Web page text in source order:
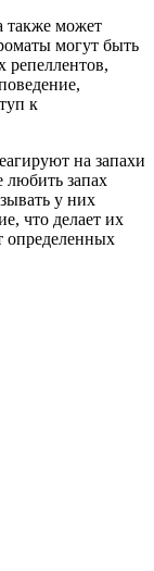
также может
могут быть
репеллентов,
к
на запахи
любить запах
у них
что делает их
определенных